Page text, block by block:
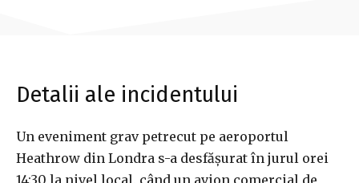
Detalii ale incidentului
Un eveniment grav petrecut pe aeroportul
Heathrow din Londra s-a desfășurat în jurul orei